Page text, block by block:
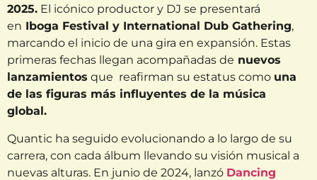
2025. El icónico productor y DJ se presentará
en Iboga Festival y International Dub Gathering,
marcando el inicio de una gira en expansión. Estas
primeras fechas llegan acompañadas de nuevos
lanzamientos que reafirman su estatus como una
de las figuras más influyentes de la música
global.
Quantic ha seguido evolucionando a lo largo de su
carrera, con cada álbum llevando su visión musical a
nuevas alturas. En junio de 2024, lanzó Dancing